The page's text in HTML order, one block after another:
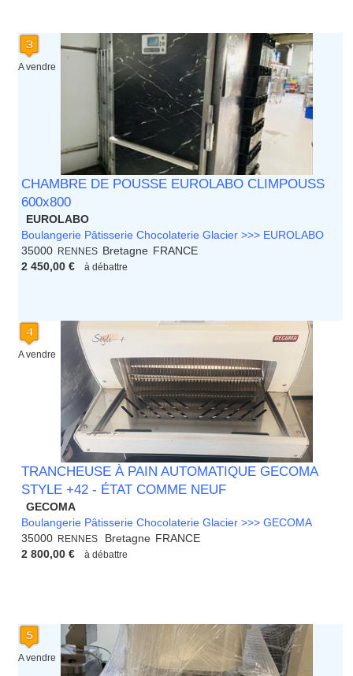
A vendre
CHAMBRE DE POUSSE EUROLABO CLIMPOUSS
600x800
EUROLABO
Boulangerie Pâtisserie Chocolaterie Glacier >>> EUROLABO
35000
RENNES Bretagne FRANCE
2 450,00 €
à débattre
A vendre
TRANCHEUSE À PAIN AUTOMATIQUE GECOMA
STYLE +42 - ÉTAT COMME NEUF
GECOMA
Boulangerie Pâtisserie Chocolaterie Glacier >>> GECOMA
35000
RENNES Bretagne FRANCE
2 800,00 €
à débattre
A vendre